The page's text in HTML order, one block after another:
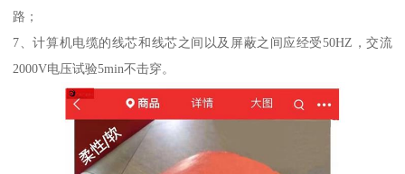
路；
7、计算机电缆的线芯和线芯之间以及屏蔽之间应经受50HZ，交流
2000V电压试验5min不击穿。